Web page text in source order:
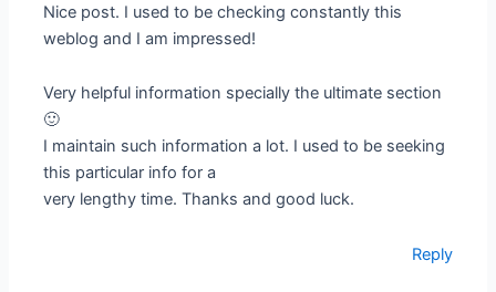
Nice post. I used to be checking constantly this
weblog and I am impressed!
Very helpful information specially the ultimate section
🙂
I maintain such information a lot. I used to be seeking
this particular info for a
very lengthy time. Thanks and good luck.
Reply